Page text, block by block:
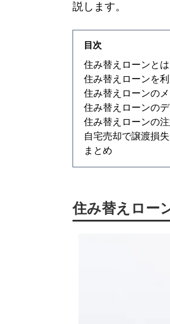
説します。
目次
住み替えローンとは
住み替えローンを
住み替えローンの
住み替えローンの
住み替えローンの
自宅売却で譲渡損
まとめ
住み替えロー